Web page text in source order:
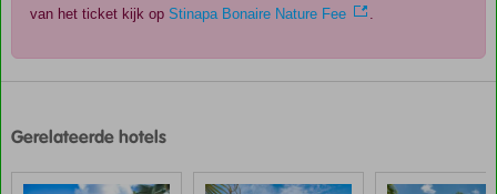
van het ticket kijk opStinapa Bonaire Nature Fee
door
klanten
Gerelateerde hotels